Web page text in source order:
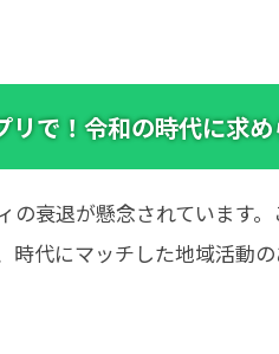
リで！令和の時代に求
の衰退が懸念されています
時代にマッチした地域活動